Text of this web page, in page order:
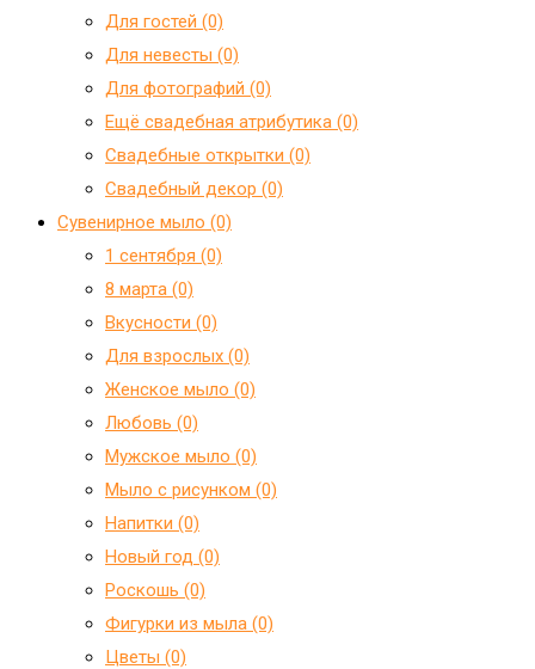
Для гостей (0)
Для невесты (0)
Для фотографий (0)
Ещё свадебная атрибутика (0)
Свадебные открытки (0)
Свадебный декор (0)
Сувенирное мыло (0)
1 сентября (0)
8 марта (0)
Вкусности (0)
Для взрослых (0)
Женское мыло (0)
Любовь (0)
Мужское мыло (0)
Мыло с рисунком (0)
Напитки (0)
Новый год (0)
Роскошь (0)
Фигурки из мыла (0)
Цветы (0)